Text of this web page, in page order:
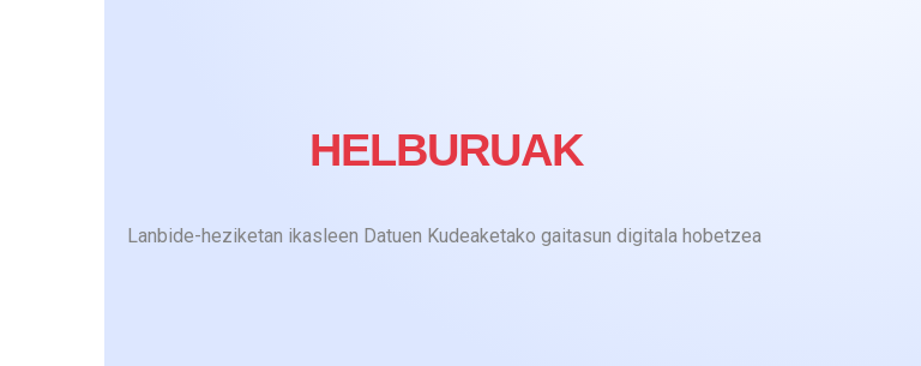
HELBURUAK
Lanbide-heziketan ikasleen Datuen Kudeaketako gaitasun digitala hobetzea